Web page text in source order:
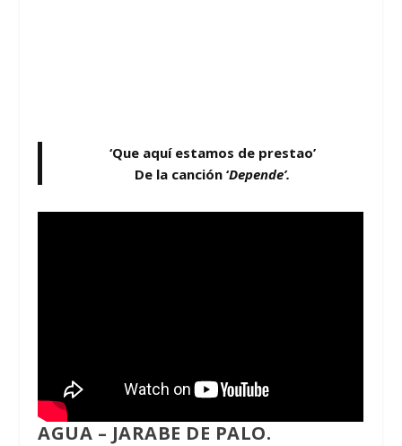
‘Que aquí estamos de prestao’
De la canción ‘Depende’.
AGUA – JARABE DE PALO.